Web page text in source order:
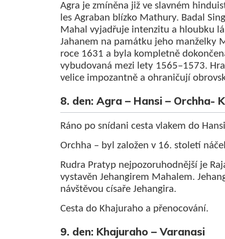
Agra je zmíněna již ve slavném
les Agraban blízko Mathury. Badal
Mahal vyjadřuje intenzitu a hloubku
Jahanem na památku jeho manželky
roce 1631 a byla kompletně
vybudovaná mezi lety 1565–1573.
velice impozantně a ohraničují
8. den: Agra – Hansi – Orchha-
Ráno po snídani cesta vlakem do
Orchha – byl založen v 16. století
Rudra Pratyp nejpozoruhodnější je
vystavěn Jehangirem Mahalem.
návštěvou císaře Jehangira.
Cesta do Khajuraho a přenocování.
9. den: Khajuraho – Varanasi